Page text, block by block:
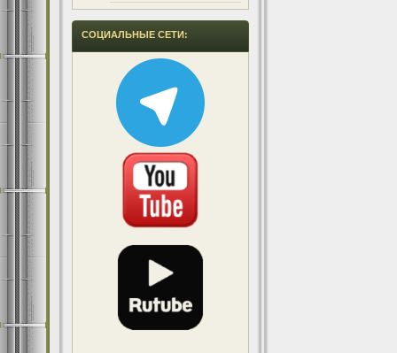
СОЦИАЛЬНЫЕ СЕТИ: